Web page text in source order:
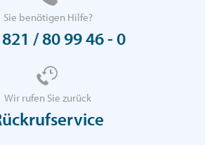
Sie benötigen Hilfe?
/ 80 99 46 - 0
Wir rufen Sie zurück